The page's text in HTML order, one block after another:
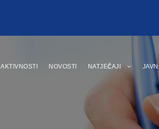
AKTIVNOSTI NOVOSTI NATJEČAJI